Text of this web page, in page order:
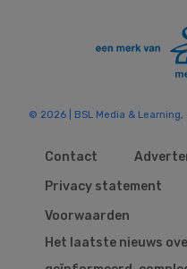
© 2026 | BSL Media & Learning,
Contact
Privacy statement
Voorwaarden
Het laatste nieuws